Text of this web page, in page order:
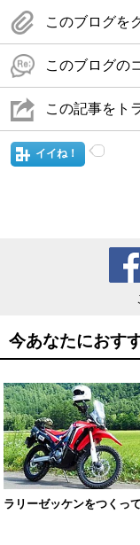
このブログを
このブログの
この記事をト
イイね！
今あなたにおす
ラリーゼッケンをつくっ